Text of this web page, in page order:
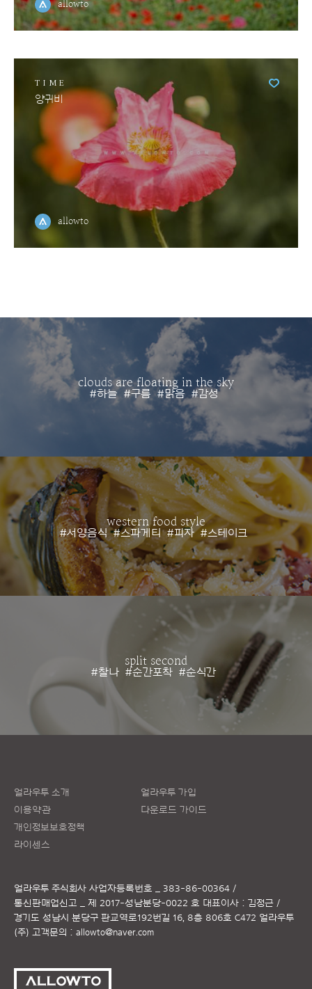
allowto
TIME
양귀비
allowto
clouds are floating in the sky
#하늘 #구름 #맑음 #감성
western food style
#서양음식 #스파게티 #피자 #스테이크
split second
#찰나 #순간포착 #순식간
얼라우투 소개
이용약관
개인정보보호정책
라이센스
얼라우투 가입
다운로드 가이드
얼라우투 주식회사 사업자등록번호 _ 383-86-00364 /
통신판매업신고 _ 제 2017-성남분당-0022 호 대표이사 : 김정근 /
경기도 성남시 분당구 판교역로192번길 16, 8층 806호 C472 얼라우투
(주) 고객문의 : allowto@naver.com